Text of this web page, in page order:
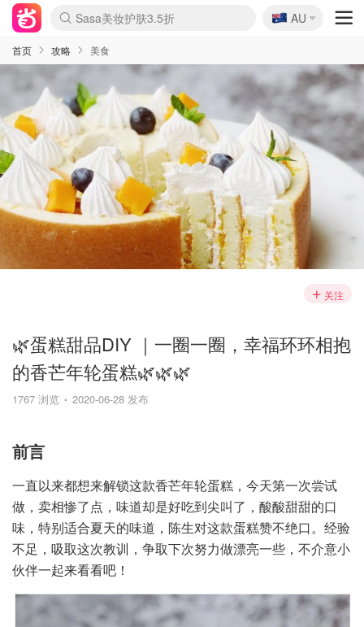
lululemon折扣上新
Sasa美妆护肤3.5折
SSENSE年中2.5折
FreshBeauty好价汇总
Cettire降价+叠9折
WWS Coles超市实拍
viagogo二手票捡漏
Myer超级周末
The Outnet奢牌1折起
David Jones 3折起
Flannels大牌1折
Perfumes Club护肤1折
AMIRO面罩$251
Amazon折扣汇总
eToro入金$200送$50
Amazon数码好物
ICONIC本周7.5折
ThedoubleF高奢地板价
Moose Knuckles 6折
丝芙兰5折起
EUFY摄像头$98
Selenichast首饰2折
Trip机票酒店促销
YSL送5件彩妆礼
Amazon家居好物
Amazon美妆护肤
雅漾大喷$8
过敏原检测盒$33
伊索独家赠50ml沐浴露
科颜氏高保湿面霜$29
SEALIFE海洋馆门票6折
丝塔芙大白罐$16
订阅Newsletter送香薰
Cult Beauty 6.8折
Harrods圣诞日历$525
LN-CC奢牌私促3折
d'Alba空姐喷雾$16
EVE LOM套装£56
Bernardelli独家4折
Adore Beauty 6折起
CT圣诞日历
Mytheresa奢品2.7折
Luxury Escapes 9折
Currentbody美容仪$881
MOON Garden Live
Roborock扫地机$649
Tingo Life水杯$24
Valentino官网5折
CR洗护套装$23
修丽可4件套$159
Myer彩妆2件7折
GANNI官网4.5折
Stylevana韩妆4折
Tessabit高奢8.5折
OGX洗发水$11
Amazon阿德莱德次日达
卡诗8.5折+赠礼
Philips Hue灯具8折
🇦🇺
AU
首页 攻略 美食
关注
🌿蛋糕甜品DIY ｜一圈一圈，幸福环环相抱
的香芒年轮蛋糕🌿🌿🌿
1767 浏览 2020-06-28 发布
前言
一直以来都想来解锁这款香芒年轮蛋糕，今天第一次尝试
做，卖相惨了点，味道却是好吃到尖叫了，酸酸甜甜的口
味，特别适合夏天的味道，陈生对这款蛋糕赞不绝口。经验
不足，吸取这次教训，争取下次努力做漂亮一些，不介意小
伙伴一起来看看吧！